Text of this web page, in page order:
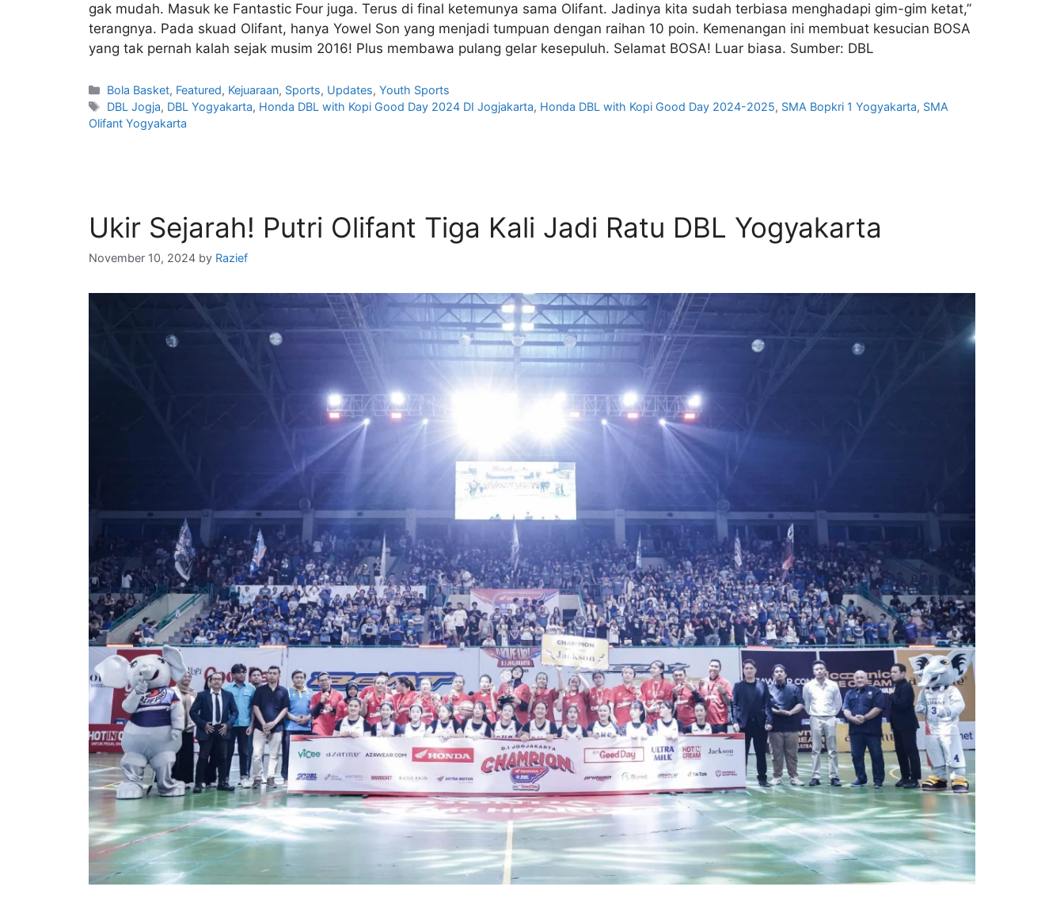
gak mudah. Masuk ke Fantastic Four juga. Terus di final ketemunya sama Olifant. Jadinya kita sudah terbiasa menghadapi gim-gim ketat,”
terangnya. Pada skuad Olifant, hanya Yowel Son yang menjadi tumpuan dengan raihan 10 poin. Kemenangan ini membuat kesucian BOSA
yang tak pernah kalah sejak musim 2016! Plus membawa pulang gelar kesepuluh. Selamat BOSA! Luar biasa. Sumber: DBL
Bola Basket, Featured, Kejuaraan, Sports, Updates,Youth Sports
DBL Jogja, DBL Yogyakarta, Honda DBL with Kopi Good Day 2024 DI Jogjakarta, Honda DBL with Kopi Good Day 2024-2025, SMA Bopkri 1 Yogyakarta, SMA
Olifant Yogyakarta
Ukir Sejarah! Putri Olifant Tiga Kali Jadi Ratu DBL Yogyakarta
November 10, 2024 by Razief